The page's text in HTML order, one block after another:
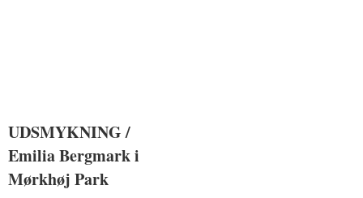
UDSMYKNING /
Emilia Bergmark i
Mørkhøj Park
UDSMYKNING /
Emilia Bergmark i
Mørkhøj Park